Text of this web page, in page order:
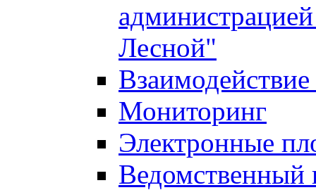
Лесной"
Мониторинг
Электронные
Ведомственный